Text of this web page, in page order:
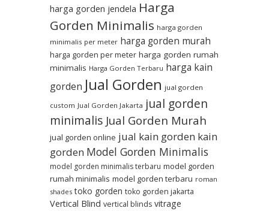
harga gorden jendela Harga
Gorden Minimalis harga gorden
minimalis per meter harga gorden murah
harga gorden per meter harga gorden rumah
minimalis Harga Gorden Terbaru harga kain
gorden Jual Gorden jual gorden
custom Jual Gorden Jakarta jual gorden
minimalis Jual Gorden Murah
jual gorden online jual kain gorden kain
gorden Model Gorden Minimalis
model gorden minimalis terbaru model gorden
rumah minimalis model gorden terbaru roman
shades toko gorden toko gorden jakarta
Vertical Blind vertical blinds vitrage